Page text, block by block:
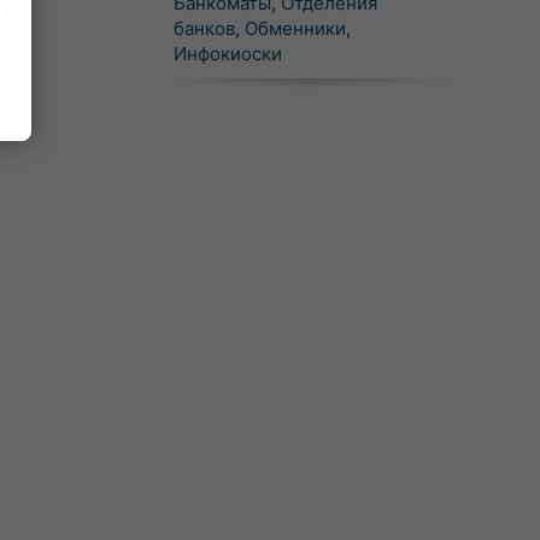
банков, Обменники,
Инфокиоски